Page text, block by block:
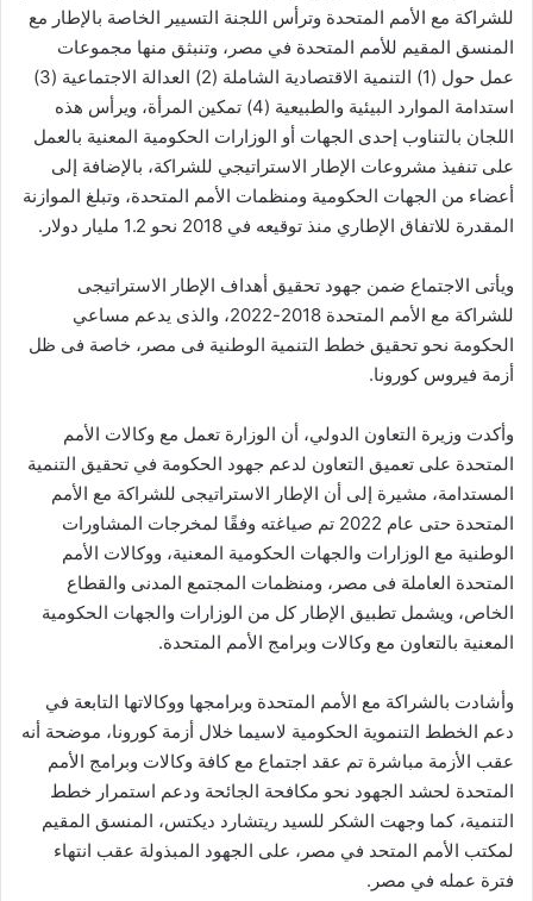
للشراكة مع الأمم المتحدة وترأس اللجنة التسيير الخاصة بالإطار مع
المنسق المقيم للأمم المتحدة في مصر، وتنبثق منها مجموعات
عمل حول (1) التنمية الاقتصادية الشاملة (2) العدالة الاجتماعية (3)
استدامة الموارد البيئية والطبيعية (4) تمكين المرأة، ويرأس هذه
اللجان بالتناوب إحدى الجهات أو الوزارات الحكومية المعنية بالعمل
على تنفيذ مشروعات الإطار الاستراتيجي للشراكة، بالإضافة إلى
أعضاء من الجهات الحكومية ومنظمات الأمم المتحدة، وتبلغ الموازنة
المقدرة للاتفاق الإطاري منذ توقيعه في 2018 نحو 1.2 مليار دولار.
ويأتى الاجتماع ضمن جهود تحقيق أهداف الإطار الاستراتيجى
للشراكة مع الأمم المتحدة 2018-2022، والذى يدعم مساعي
الحكومة نحو تحقيق خطط التنمية الوطنية فى مصر، خاصة فى ظل
أزمة فيروس كورونا.
وأكدت وزيرة التعاون الدولي، أن الوزارة تعمل مع وكالات الأمم
المتحدة على تعميق التعاون لدعم جهود الحكومة في تحقيق التنمية
المستدامة، مشيرة إلى أن الإطار الاستراتيجى للشراكة مع الأمم
المتحدة حتى عام 2022 تم صياغته وفقًا لمخرجات المشاورات
الوطنية مع الوزارات والجهات الحكومية المعنية، ووكالات الأمم
المتحدة العاملة فى مصر، ومنظمات المجتمع المدنى والقطاع
الخاص، ويشمل تطبيق الإطار كل من الوزارات والجهات الحكومية
المعنية بالتعاون مع وكالات وبرامج الأمم المتحدة.
وأشادت بالشراكة مع الأمم المتحدة وبرامجها ووكالاتها التابعة في
دعم الخطط التنموية الحكومية لاسيما خلال أزمة كورونا، موضحة أنه
عقب الأزمة مباشرة تم عقد اجتماع مع كافة وكالات وبرامج الأمم
المتحدة لحشد الجهود نحو مكافحة الجائحة ودعم استمرار خطط
التنمية، كما وجهت الشكر للسيد ريتشارد ديكتس، المنسق المقيم
لمكتب الأمم المتحد في مصر، على الجهود المبذولة عقب انتهاء
فترة عمله في مصر.